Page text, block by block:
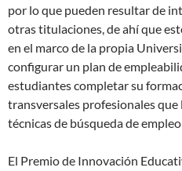
por lo que pueden resultar de
otras titulaciones, de ahí que
en el marco de la propia
configurar un plan de
estudiantes completar su
transversales profesionales que
técnicas de búsqueda de
El Premio de Innovación